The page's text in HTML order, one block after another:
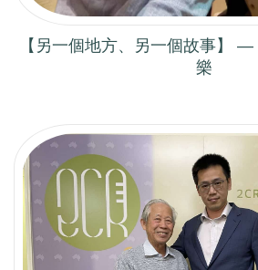
【另一個地方、另一個故事】
樂